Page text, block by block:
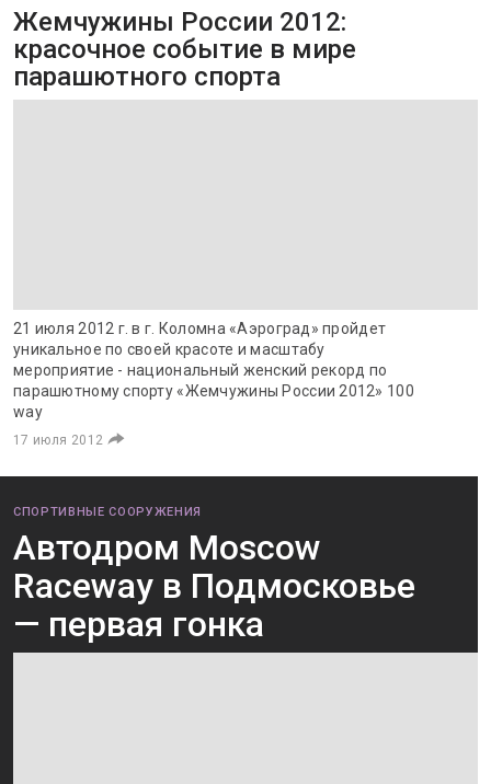
Жемчужины России 2012:
красочное событие в мире
парашютного спорта
21 июля 2012 г. в г. Коломна «Аэроград» пройдет
уникальное по своей красоте и масштабу
мероприятие - национальный женский рекорд по
парашютному спорту «Жемчужины России 2012» 100
way
17 июля 2012
СПОРТИВНЫЕ СООРУЖЕНИЯ
Автодром Moscow
Raceway в Подмосковье
— первая гонка